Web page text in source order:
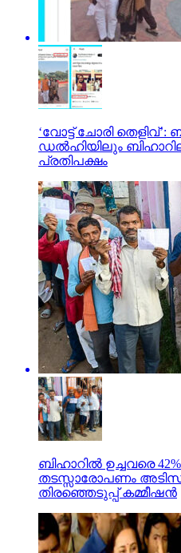
‘വോട്ട് ചോരി തെളിവ്’:
ഡല്‍ഹിയിലും
പ്രതിപക്ഷം
ബിഹാറില്‍ ഉച്ചവരെ
തടസ്സാരോപണം
തിരഞ്ഞെടുപ്പ് കമ്മീഷന്‍